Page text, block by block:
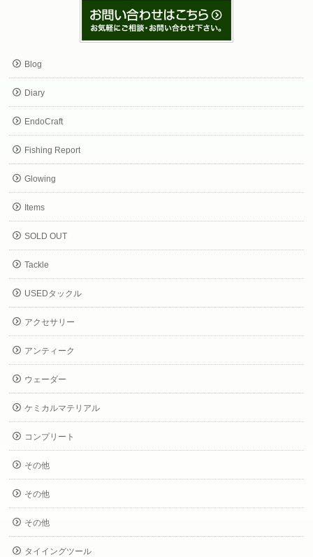
Blog
Diary
EndoCraft
Fishing Report
Glowing
Items
SOLD OUT
Tackle
USEDタックル
アクセサリー
アンティーク
ウェーダー
ケミカルマテリアル
コンプリート
その他
その他
その他
タイイングツール